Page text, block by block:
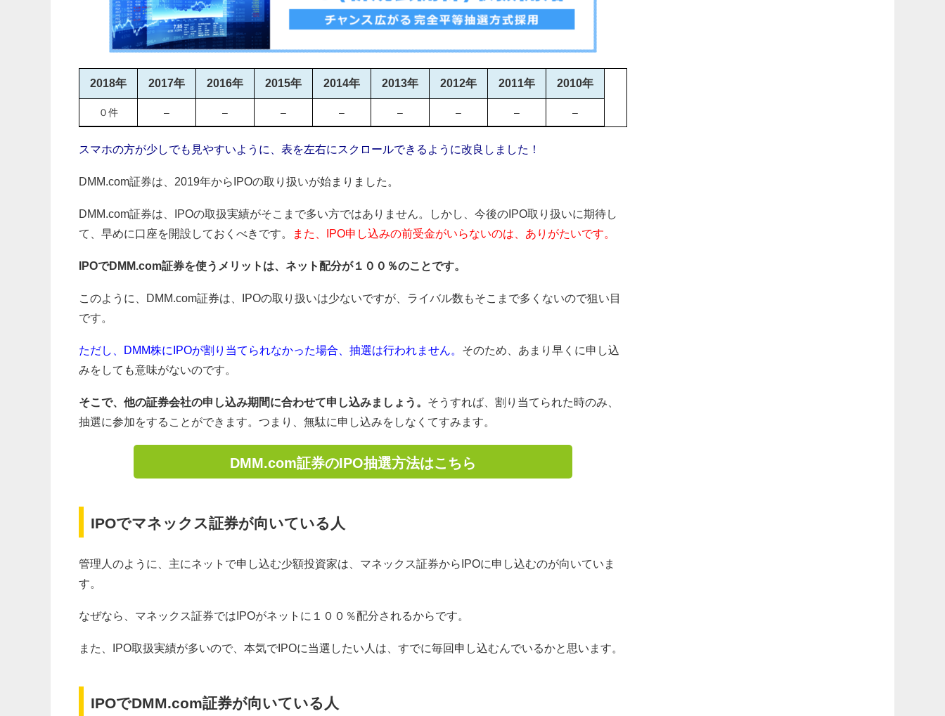
2018年 2017年 2016年 2015年 2014年 2013年 2012年 2011年 2010年
０件 – – – – – – – –
スマホの方が少しでも見やすいように、表を左右にスクロールできるように改良しました！
DMM.com証券は、2019年からIPOの取り扱いが始まりました。
DMM.com証券は、IPOの取扱実績がそこまで多い方ではありません。しかし、今後のIPO取り扱いに期待し
て、早めに口座を開設しておくべきです。
また、IPO申し込みの前受金がいらないのは、ありがたいです。
IPOでDMM.com証券を使うメリットは、ネット配分が１００％のことです。
このように、DMM.com証券は、IPOの取り扱いは少ないですが、ライバル数もそこまで多くないので狙い目
です。
ただし、DMM株にIPOが割り当てられなかった場合、抽選は行われません。 そのため、あまり早くに申し込
みをしても意味がないのです。
そこで、他の証券会社の申し込み期間に合わせて申し込みましょう。 そうすれば、割り当てられた時のみ、
抽選に参加をすることができます。つまり、無駄に申し込みをしなくてすみます。
DMM.com証券のIPO抽選方法はこちら
IPOでマネックス証券が向いている人
管理人のように、主にネットで申し込む少額投資家は、マネックス証券からIPOに申し込むのが向いていま
す。
なぜなら、マネックス証券ではIPOがネットに１００％配分されるからです。
また、IPO取扱実績が多いので、本気でIPOに当選したい人は、すでに毎回申し込むんでいるかと思います。
IPOでDMM.com証券が向いている人